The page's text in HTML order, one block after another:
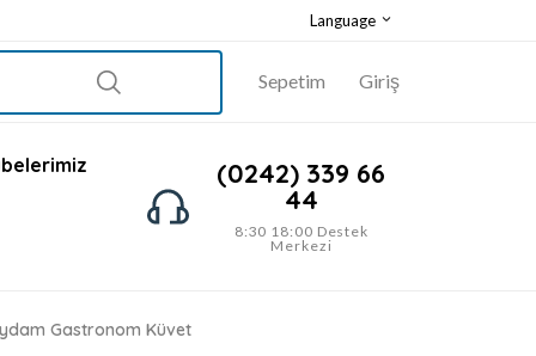
Language
Sepetim Giriş
(0242) 339 66
44
8:30 18:00 Destek
Merkezi
Gastronom Küvet